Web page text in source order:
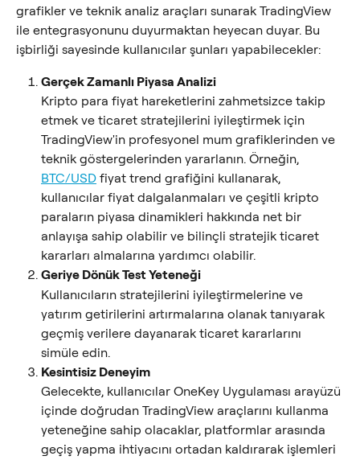
grafikler ve teknik analiz araçları sunarak TradingView
ile entegrasyonunu duyurmaktan heyecan duyar. Bu
işbirliği sayesinde kullanıcılar şunları yapabilecekler:
Gerçek Zamanlı Piyasa Analizi
Kripto para fiyat hareketlerini zahmetsizce takip
etmek ve ticaret stratejilerini iyileştirmek için
TradingView'in profesyonel mum grafiklerinden ve
teknik göstergelerinden yararlanın. Örneğin,
BTC/USD fiyat trend grafiğini kullanarak,
kullanıcılar fiyat dalgalanmaları ve çeşitli kripto
paraların piyasa dinamikleri hakkında net bir
anlayışa sahip olabilir ve bilinçli stratejik ticaret
kararları almalarına yardımcı olabilir.
Geriye Dönük Test Yeteneği
Kullanıcıların stratejilerini iyileştirmelerine ve
yatırım getirilerini artırmalarına olanak tanıyarak
geçmiş verilere dayanarak ticaret kararlarını
simüle edin.
Kesintisiz Deneyim
Gelecekte, kullanıcılar OneKey Uygulaması arayüzü
içinde doğrudan TradingView araçlarını kullanma
yeteneğine sahip olacaklar, platformlar arasında
geçiş yapma ihtiyacını ortadan kaldırarak işlemleri